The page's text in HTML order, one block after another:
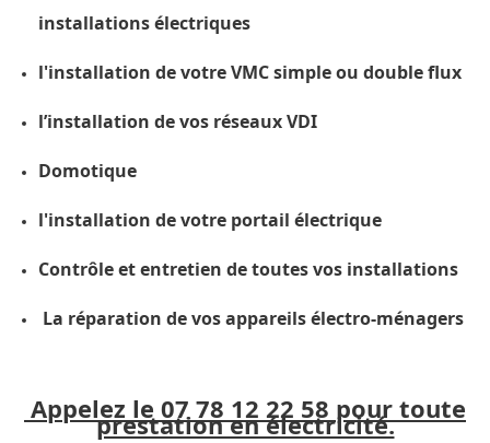
installations électriques
l'installation de votre VMC simple ou double flux
l’installation de vos réseaux VDI
Domotique
l'installation de votre portail électrique
Contrôle et entretien de toutes vos installations
La réparation de vos appareils électro-ménagers
Appelez le 07 78 12 22 58 pour toute
prestation en électricité.